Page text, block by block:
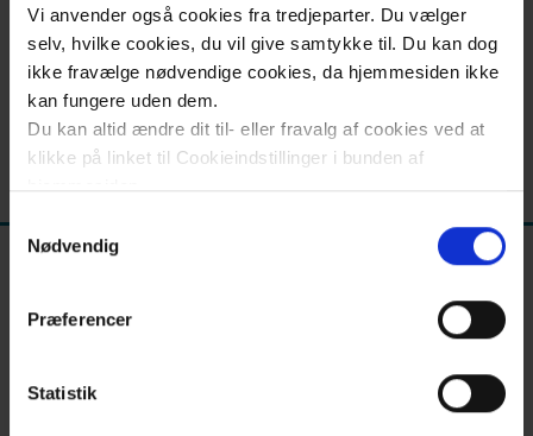
Vi anvender også cookies fra tredjeparter. Du vælger
selv, hvilke cookies, du vil give samtykke til. Du kan dog
ikke fravælge nødvendige cookies, da hjemmesiden ikke
kan fungere uden dem.
Du kan altid ændre dit til- eller fravalg af cookies ved at
klikke på linket til Cookieindstillinger i bunden af
hjemmesiden.
Læs mere om brugen af cookies på vores hjemmeside
Læs mere om vores behandling af personoplysninger
her.
Samtykkevalg
Nødvendig
Præferencer
Statistik
Nyheder
og
info
Kontakt
apolitik/Sider/Persondata.aspx
Opdateret mandag den 13. nov. 2023